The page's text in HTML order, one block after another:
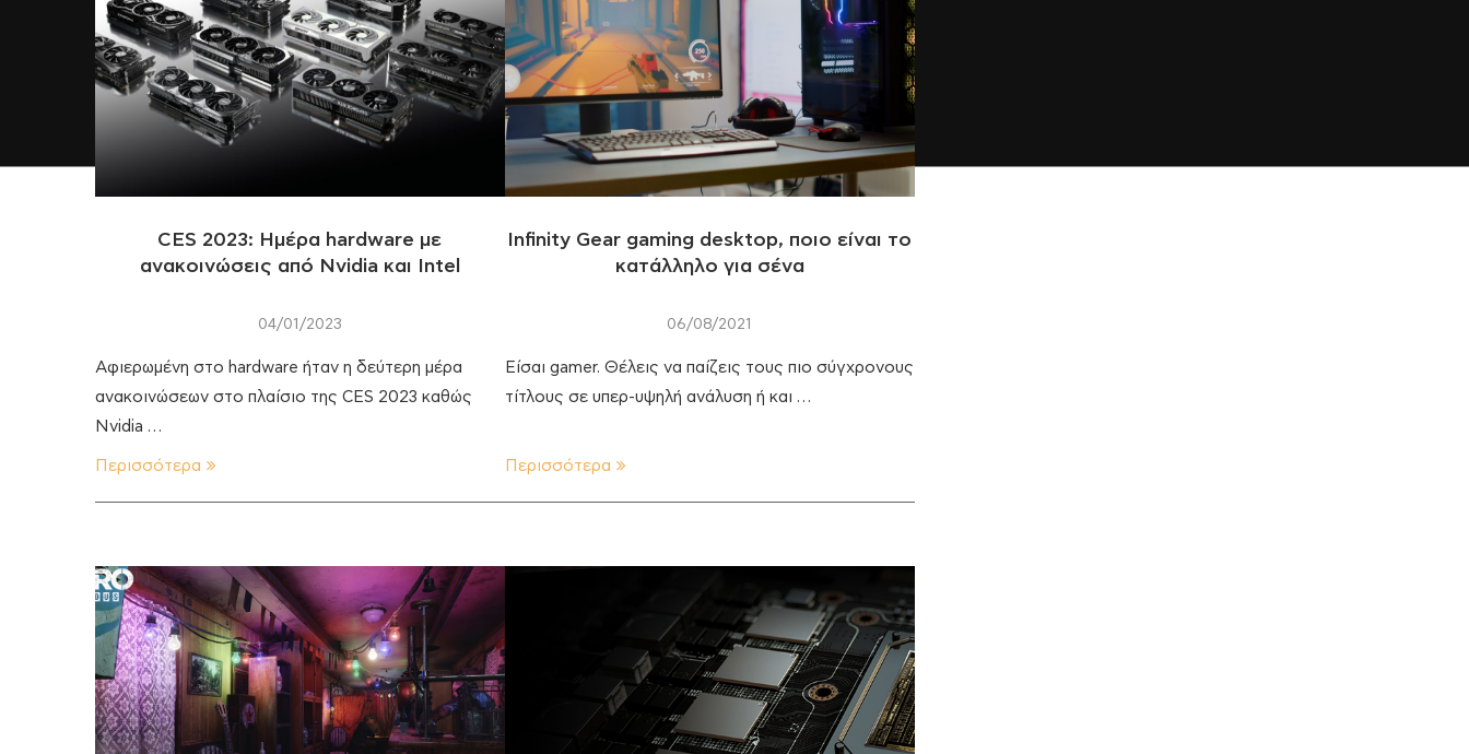
CES 2023: Ημέρα hardware με
ανακοινώσεις από Nvidia και Intel
04/01/2023
Αφιερωμένη στο hardware ήταν η δεύτερη μέρα
ανακοινώσεων στο πλαίσιο της CES 2023 καθώς
Nvidia …
Περισσότερα
Infinity Gear gaming desktop, ποιο είναι το
κατάλληλο για σένα
06/08/2021
Είσαι gamer. Θέλεις να παίζεις τους πιο σύγχρονους
τίτλους σε υπερ-υψηλή ανάλυση ή και …
Περισσότερα